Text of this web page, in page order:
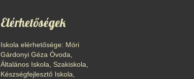
Elérhetőségek
Iskola elérhetősége: Móri
Gárdonyi Géza Óvoda,
Általános Iskola, Szakiskola,
Készségfejlesztő Iskola,